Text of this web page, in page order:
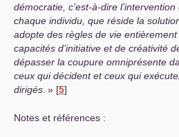
démocratie, c’est-à-dire
chaque individu, que réside la
adopte des règles de vie
capacités d’initiative et de créativité
dépasser la coupure omniprésente
ceux qui décident et ceux qui
dirigés » [5]
Notes et références :